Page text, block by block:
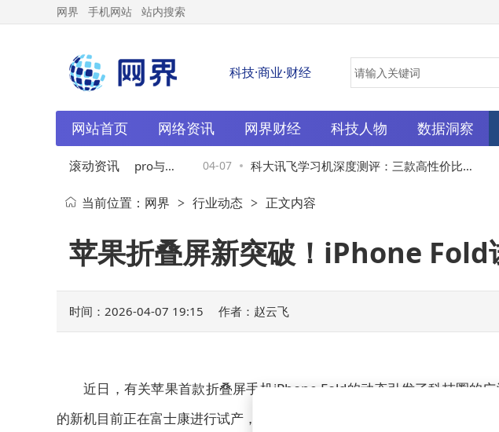
网界 手机网站 站内搜索
科技·商业·财经
网站首页 网络资讯 网界财经 科技人物 数据洞察
滚动资讯
生趣味：科大讯飞H1pro与朱 04-07 科大讯飞学习机深度测评：三款高性价比机
型，助力孩子高效学习成长
当前位置： 网界 > 行业动态 > 正文内容
苹果折叠屏新突破！iPhone Fold
时间：2026-04-07 19:15 作者：赵云飞
近日，有关苹果首款折叠屏手机iPhone Fold的动态引发了科技圈的
的新机目前正在富士康进行试产，标志着苹果正式进军折叠屏手机市场迈出